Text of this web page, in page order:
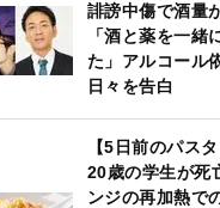
誹謗中傷で酒量
「酒と薬を一緒
た」アルコール
日々を告白
【5日前のパス
20歳の学生が死
ンジの再加熱で